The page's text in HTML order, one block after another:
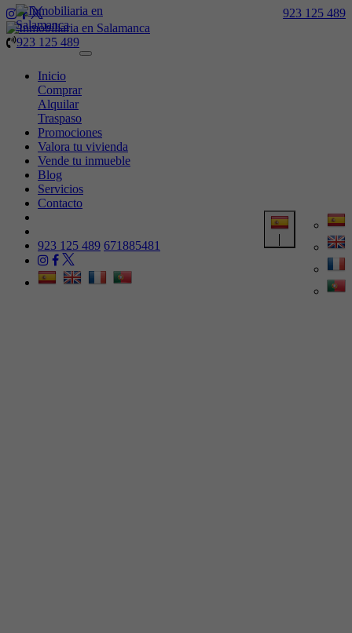
923 125 489
923 125 489
Toggle
Inicio
Comprar
Alquilar
Traspaso
Promociones
Valora tu vivienda
Vende tu inmueble
Blog
Servicios
Contacto
923 125 489 671885481